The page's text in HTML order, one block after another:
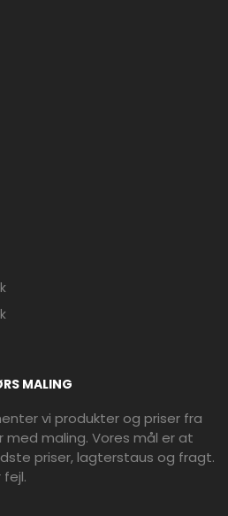
MALING
vi produkter og priser fra
med maling. Vores mål er at
priser, lagterstaus og fragt.